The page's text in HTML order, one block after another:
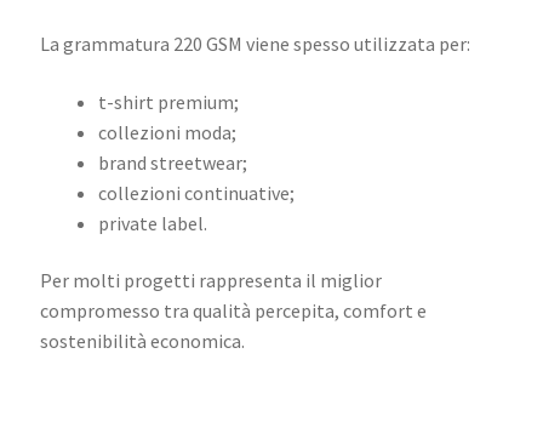
La grammatura 220 GSM viene spesso utilizzata per:
t-shirt premium;
collezioni moda;
brand streetwear;
collezioni continuative;
private label.
Per molti progetti rappresenta il miglior
compromesso tra qualità percepita, comfort e
sostenibilità economica.